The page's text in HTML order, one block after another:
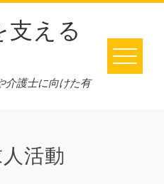
える
介護士に向けた有
活動